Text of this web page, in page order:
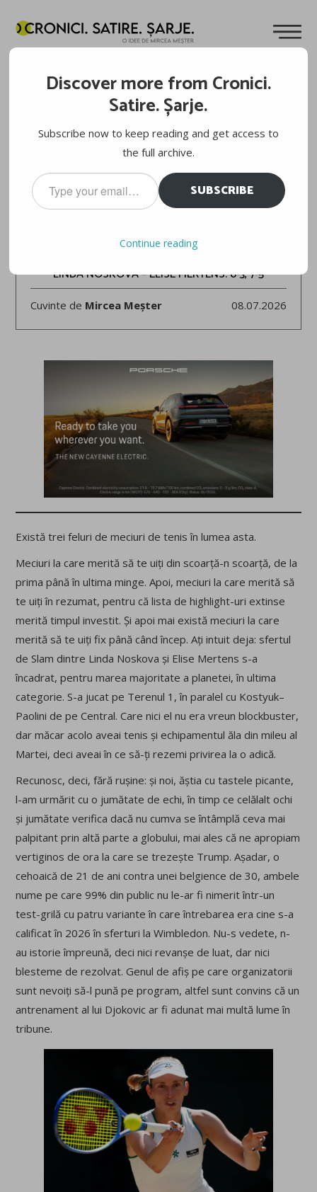
WIMBLEDON 2026
LINDA NOSKOVA – ELISE MERTENS: 6-3, 7-5
Cuvinte de Mircea Meșter 08.07.2026
Există trei feluri de meciuri de tenis în lumea asta.
Meciuri la care merită să te uiți din scoarță-n scoarță, de la
prima până în ultima minge. Apoi, meciuri la care merită să
te uiți în rezumat, pentru că lista de highlight-uri extinse
merită timpul investit. Și apoi mai există meciuri la care
merită să te uiți fix până când încep. Ați intuit deja: sfertul
de Slam dintre Linda Noskova și Elise Mertens s-a
încadrat, pentru marea majoritate a planetei, în ultima
categorie. S-a jucat pe Terenul 1, în paralel cu Kostyuk–
Paolini de pe Central. Care nici el nu era vreun blockbuster,
dar măcar acolo aveai tenis și echipamentul ăla din mileu al
Martei, deci aveai în ce să-ți rezemi privirea la o adică.
Recunosc, deci, fără rușine: și noi, ăștia cu tastele picante,
l-am urmărit cu o jumătate de echi, în timp ce celălalt ochi
și jumătate verifica dacă nu cumva se întâmplă ceva mai
palpitant prin altă parte a globului, mai ales că ne apropiam
vertiginos de ora la care se trezește Trump. Așadar, o
cehoaică de 21 de ani contra unei belgience de 30, ambele
nume pe care 99% din public nu le-ar fi nimerit într-un
test-grilă cu patru variante în care întrebarea era cine s-a
calificat în 2026 în sferturi la Wimbledon. Nu-s vedete, n-
au istorie împreună, deci nici revanșe de luat, dar nici
blesteme de rezolvat. Genul de afiș pe care organizatorii
sunt nevoiți să-l pună pe program, altfel sunt convins că un
antrenament al lui Djokovic ar fi adunat mai multă lume în
tribune.
Discover more from Cronici.
Satire. Șarje.
Subscribe now to keep reading and get access to
the full archive.
Type
your
email…
SUBSCRIBE
Continue reading